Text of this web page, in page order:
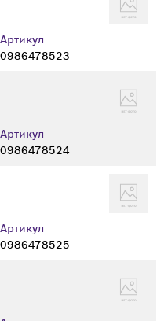
Артикул
0986478523
Артикул
0986478524
Артикул
0986478525